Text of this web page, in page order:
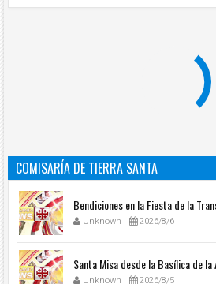
COMISARÍA DE TIERRA SANTA
Bendiciones en la Fiesta de la
Unknown 2026/8/6
Santa Misa desde la Basílica de
Unknown 2026/8/5